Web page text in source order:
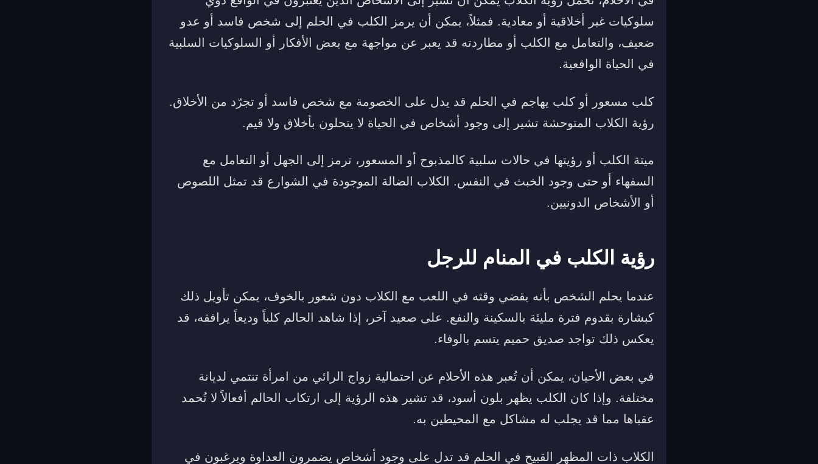
سلوكيات غير أخلاقية أو معادية. فمثلاً، يمكن أن يرمز الكلب في الحلم إلى شخص فاسد أو عدو
ضعيف، والتعامل مع الكلب أو مطاردته قد يعبر عن مواجهة مع بعض الأفكار أو السلوكيات السلبية
في الحياة الواقعية.
كلب مسعور أو كلب يهاجم في الحلم قد يدل على الخصومة مع شخص فاسد أو تجرّد من الأخلاق.
رؤية الكلاب المتوحشة تشير إلى وجود أشخاص في الحياة لا يتحلون بأخلاق ولا قيم.
ميتة الكلب أو رؤيتها في حالات سلبية كالمذبوح أو المسعور، ترمز إلى الجهل أو التعامل مع
السفهاء أو حتى وجود الخبث في النفس. الكلاب الضالة الموجودة في الشوارع قد تمثل اللصوص
أو الأشخاص الدونيين.
رؤية الكلب في المنام للرجل
عندما يحلم الشخص بأنه يقضي وقته في اللعب مع الكلاب دون شعور بالخوف، يمكن تأويل ذلك
كبشارة بقدوم فترة مليئة بالسكينة والنفع. على صعيد آخر، إذا شاهد الحالم كلباً وديعاً يرافقه، قد
يعكس ذلك تواجد صديق حميم يتسم بالوفاء.
في بعض الأحيان، يمكن أن تُعبر هذه الأحلام عن احتمالية زواج الرائي من امرأة تنتمي لديانة
مختلفة. وإذا كان الكلب يظهر بلون أسود، قد تشير هذه الرؤية إلى ارتكاب الحالم أفعالاً لا تُحمد
عقباها مما قد يجلب له مشاكل مع المحيطين به.
الكلاب ذات المظهر القبيح في الحلم قد تدل على وجود أشخاص يضمرون العداوة ويرغبون في